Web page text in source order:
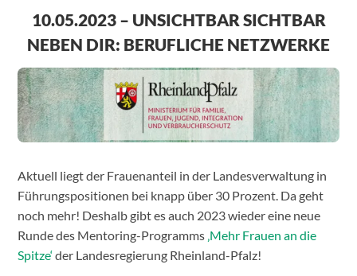
10.05.2023 – UNSICHTBAR SICHTBAR
NEBEN DIR: BERUFLICHE NETZWERKE
Aktuell liegt der Frauenanteil in der Landesverwaltung in
Führungspositionen bei knapp über 30 Prozent. Da geht
noch mehr! Deshalb gibt es auch 2023 wieder eine neue
Runde des Mentoring-Programms ‚Mehr Frauen an die
Spitze‘der Landesregierung Rheinland-Pfalz!